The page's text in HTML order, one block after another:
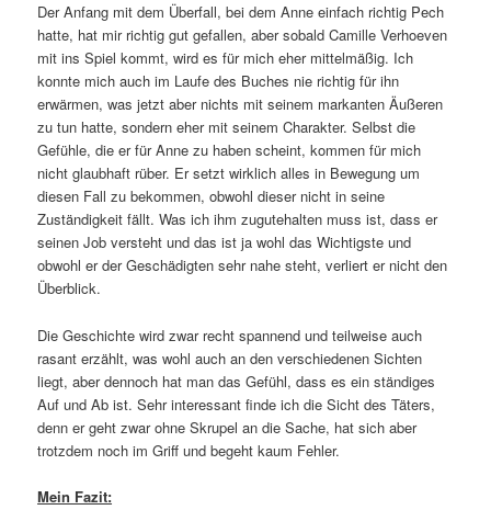
Der Anfang mit dem Überfall, bei dem Anne einfach richtig Pech
hatte, hat mir richtig gut gefallen, aber sobald Camille Verhoeven
mit ins Spiel kommt, wird es für mich eher mittelmäßig. Ich
konnte mich auch im Laufe des Buches nie richtig für ihn
erwärmen, was jetzt aber nichts mit seinem markanten Äußeren
zu tun hatte, sondern eher mit seinem Charakter. Selbst die
Gefühle, die er für Anne zu haben scheint, kommen für mich
nicht glaubhaft rüber. Er setzt wirklich alles in Bewegung um
diesen Fall zu bekommen, obwohl dieser nicht in seine
Zuständigkeit fällt. Was ich ihm zugutehalten muss ist, dass er
seinen Job versteht und das ist ja wohl das Wichtigste und
obwohl er der Geschädigten sehr nahe steht, verliert er nicht den
Überblick.
Die Geschichte wird zwar recht spannend und teilweise auch
rasant erzählt, was wohl auch an den verschiedenen Sichten
liegt, aber dennoch hat man das Gefühl, dass es ein ständiges
Auf und Ab ist. Sehr interessant finde ich die Sicht des Täters,
denn er geht zwar ohne Skrupel an die Sache, hat sich aber
trotzdem noch im Griff und begeht kaum Fehler.
Mein Fazit: